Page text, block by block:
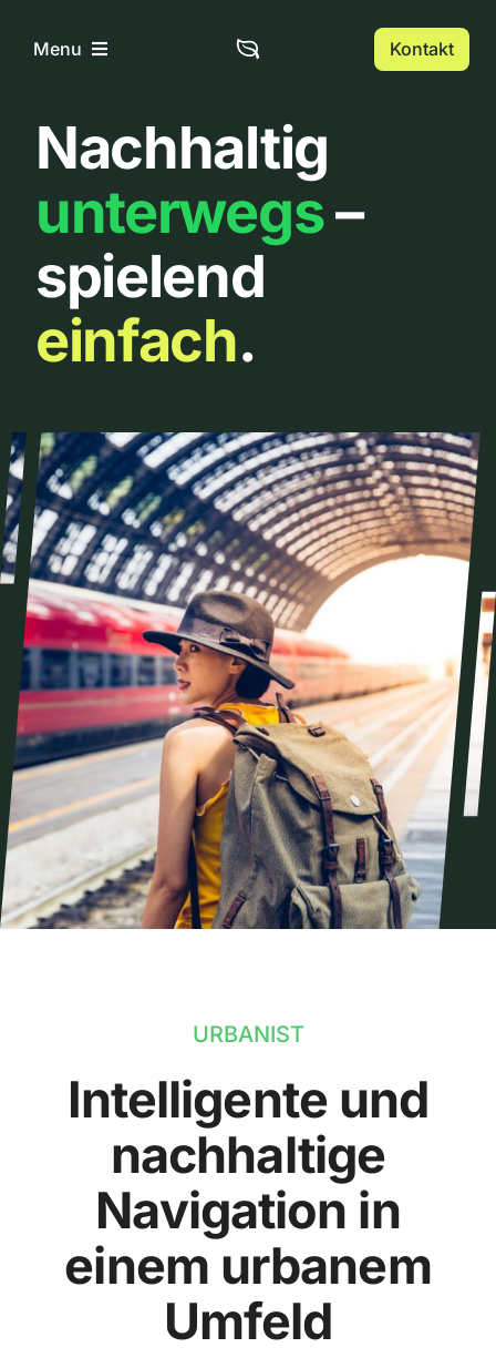
InhaltMenu
Home
Über uns
Urbanlist
Kontakt
Nachhaltig
unterwegs–
spielend
einfach.
URBANIST
Intelligente und
nachhaltige
Navigation in
einem urbanem
Umfeld